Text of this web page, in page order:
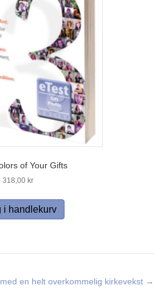
of Your Gifts
318,00 kr
i handlekurv
en helt overkommelig kirkevekst →